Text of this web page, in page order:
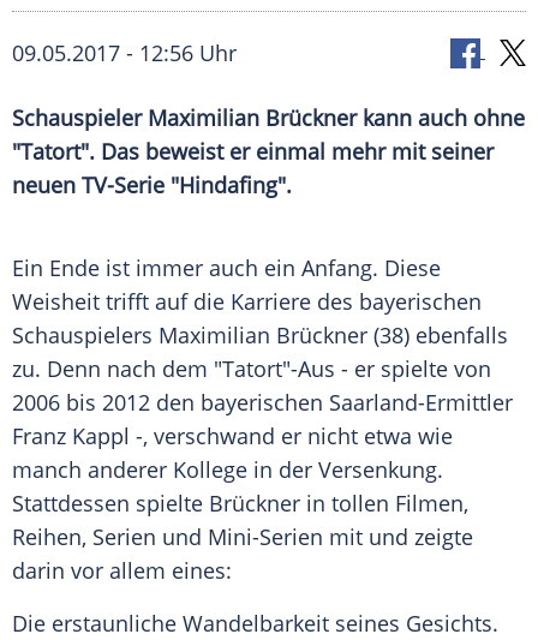
09.05.2017 - 12:56 Uhr
Schauspieler Maximilian Brückner kann auch ohne
"Tatort". Das beweist er einmal mehr mit seiner
neuen TV-Serie "Hindafing".
Ein Ende ist immer auch ein Anfang. Diese
Weisheit trifft auf die Karriere des bayerischen
Schauspielers Maximilian Brückner (38) ebenfalls
zu. Denn nach dem "Tatort"-Aus - er spielte von
2006 bis 2012 den bayerischen Saarland-Ermittler
Franz Kappl -, verschwand er nicht etwa wie
manch anderer Kollege in der Versenkung.
Stattdessen spielte Brückner in tollen Filmen,
Reihen, Serien und Mini-Serien mit und zeigte
darin vor allem eines:
Die erstaunliche Wandelbarkeit seines Gesichts.